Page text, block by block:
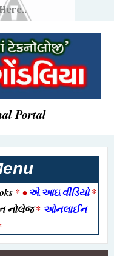
Portal
* •એ.આઇ.વીડિયો*
નોલેજ* ઓનલાઈન